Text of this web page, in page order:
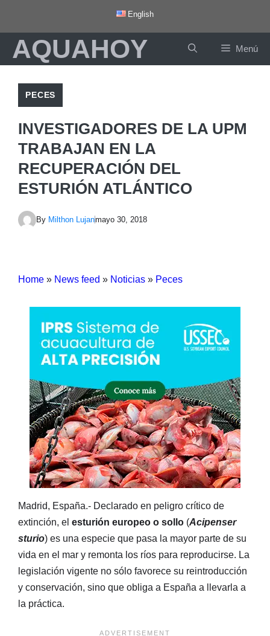
contenido
English
AQUAHOY Menú
PECES
INVESTIGADORES DE LA UPM
TRABAJAN EN LA
RECUPERACIÓN DEL
ESTURIÓN ATLÁNTICO
By Milthon Lujanmayo 30, 2018
Home » News feed » Noticias » Peces
Madrid, España.- Declarado en peligro crítico de
extinción, el esturión europeo o sollo (Acipenser
sturio) es una especie que pasa la mayor parte de su
vida en el mar y remonta los ríos para reproducirse. La
legislación vigente no sólo favorece su reintroducción
y conservación, sino que obliga a España a llevarla a
la práctica.